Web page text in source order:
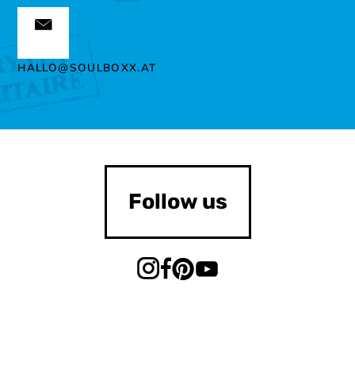
HALLO@SOULBOXX.AT
Follow us